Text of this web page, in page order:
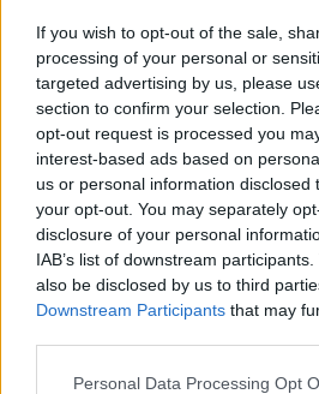
If you wish to opt-out of the sale,
processing of your personal or
targeted advertising by us, please
section to confirm your selection.
opt-out request is processed you
interest-based ads based on
us or personal information disclosed
your opt-out. You may separately
disclosure of your personal
IAB’s list of downstream
also be disclosed by us to third
Downstream Participants that may
Please note that this website/app
Personal Data Processing Opt
ΠΟΛΙΤΙΣΜΟΣ 22/07/2022 16:57
Το υπ. Πολιτισμού αποκαθιστά
του «Ελληνικού Ωδείου» -
στο «Ideal»